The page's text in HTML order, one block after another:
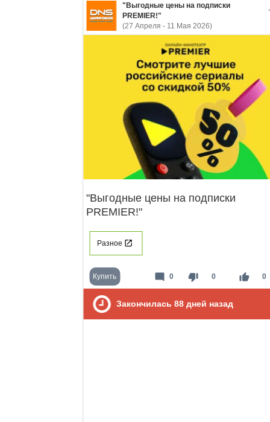
"Выгодные цены на подписки
PREMIER!"
(27 Апреля - 11 Мая 2026)
"Выгодные цены на подписки
PREMIER!"
Разное
Купить thumb_down 0 thumb_up 0
mode_comment 0
Закончилась 88 дней назад